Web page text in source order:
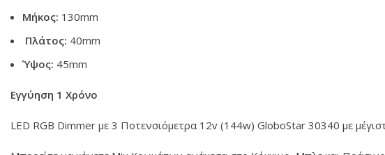
Μήκος: 130mm
Πλάτος: 40mm
Ύψος: 45mm
Εγγύηση 1 Χρόνο
LED RGB Dimmer με 3 Ποτενσιόμετρα 12v (144w) GloboStar 30340 με